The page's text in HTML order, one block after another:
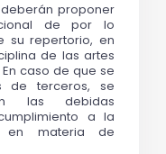
proponer
de por lo
su repertorio, en
de las artes
caso de que se
de terceros, se
las debidas
a la
en materia de